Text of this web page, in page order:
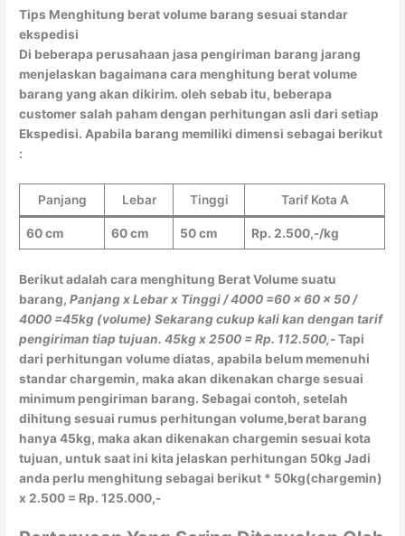
Tips Menghitung berat volume barang sesuai standar
ekspedisi
Di beberapa perusahaan jasa pengiriman barang jarang
menjelaskan bagaimana cara menghitung berat volume
barang yang akan dikirim. oleh sebab itu, beberapa
customer salah paham dengan perhitungan asli dari setiap
Ekspedisi. Apabila barang memiliki dimensi sebagai berikut
:
Panjang Lebar Tinggi Tarif Kota A
60 cm 60 cm 50 cm Rp. 2.500,-/kg
Berikut adalah cara menghitung Berat Volume suatu
barang,Panjang x Lebar x Tinggi / 4000 =60 x 60 x 50 /
4000 =45kg (volume) Sekarang cukup kali kan dengan tarif
pengiriman tiap tujuan. 45kg x 2500 = Rp. 112.500,-Tapi
dari perhitungan volume diatas, apabila belum memenuhi
standar chargemin, maka akan dikenakan charge sesuai
minimum pengiriman barang. Sebagai contoh, setelah
dihitung sesuai rumus perhitungan volume,berat barang
hanya 45kg, maka akan dikenakan chargemin sesuai kota
tujuan, untuk saat ini kita jelaskan perhitungan 50kg Jadi
anda perlu menghitung sebagai berikut * 50kg(chargemin)
x 2.500 = Rp. 125.000,-